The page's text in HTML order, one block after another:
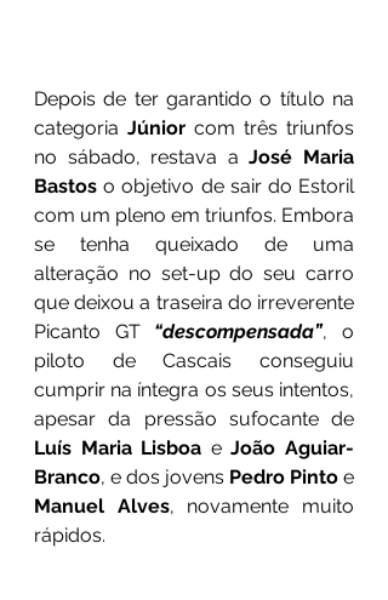
Depois de ter garantido o título na
categoria Júnior com três triunfos
no sábado, restava a José Maria
Bastos o objetivo de sair do Estoril
com um pleno em triunfos. Embora
se tenha queixado de uma
alteração no set-up do seu carro
que deixou a traseira do irreverente
Picanto GT “descompensada”, o
piloto de Cascais conseguiu
cumprir na íntegra os seus intentos,
Luís Maria Lisboa e João Aguiar-
Branco, e dos jovens Pedro Pinto
Manuel Alves, novamente muito
rápidos.